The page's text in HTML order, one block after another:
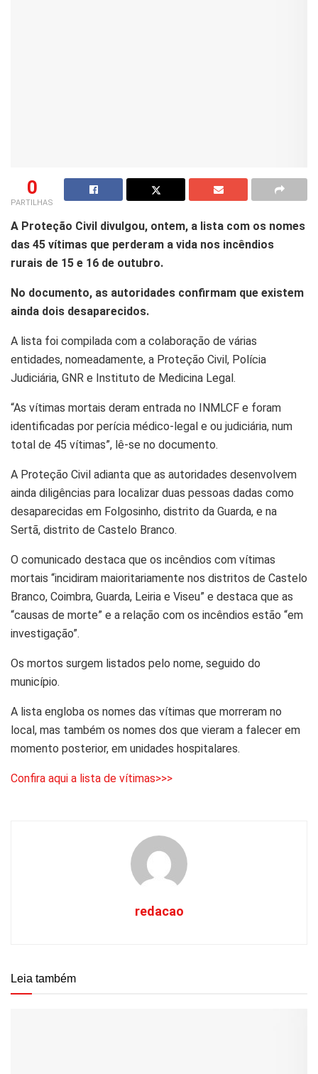
0
PARTILHAS
A Proteção Civil divulgou, ontem, a lista com os nomes
das 45 vítimas que perderam a vida nos incêndios
rurais de 15 e 16 de outubro.
No documento, as autoridades confirmam que existem
ainda dois desaparecidos.
A lista foi compilada com a colaboração de várias
entidades, nomeadamente, a Proteção Civil, Polícia
Judiciária, GNR e Instituto de Medicina Legal.
“As vítimas mortais deram entrada no INMLCF e foram
identificadas por perícia médico-legal e ou judiciária, num
total de 45 vítimas”, lê-se no documento.
A Proteção Civil adianta que as autoridades desenvolvem
ainda diligências para localizar duas pessoas dadas como
desaparecidas em Folgosinho, distrito da Guarda, e na
Sertã, distrito de Castelo Branco.
O comunicado destaca que os incêndios com vítimas
mortais “incidiram maioritariamente nos distritos de Castelo
Branco, Coimbra, Guarda, Leiria e Viseu” e destaca que as
“causas de morte” e a relação com os incêndios estão “em
investigação”.
Os mortos surgem listados pelo nome, seguido do
município.
A lista engloba os nomes das vítimas que morreram no
local, mas também os nomes dos que vieram a falecer em
momento posterior, em unidades hospitalares.
Confira aqui a lista de vítimas>>>
redacao
Leia também